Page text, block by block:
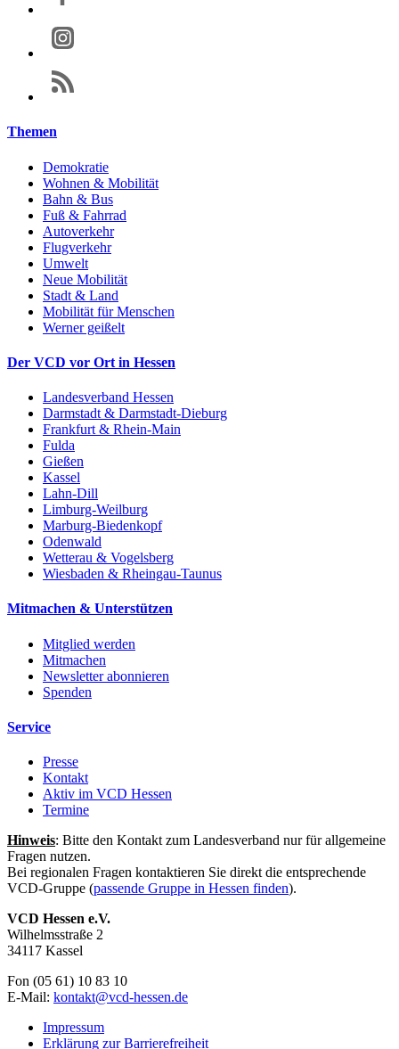
Themen
Demokratie
Wohnen & Mobilität
Bahn & Bus
Fuß & Fahrrad
Autoverkehr
Flugverkehr
Umwelt
Neue Mobilität
Stadt & Land
Mobilität für Menschen
Werner geißelt
Der VCD vor Ort in Hessen
Landesverband Hessen
Darmstadt & Darmstadt-Dieburg
Frankfurt & Rhein-Main
Fulda
Gießen
Kassel
Lahn-Dill
Limburg-Weilburg
Marburg-Biedenkopf
Odenwald
Wetterau & Vogelsberg
Wiesbaden & Rheingau-Taunus
Mitmachen & Unterstützen
Mitglied werden
Mitmachen
Newsletter abonnieren
Spenden
Service
Presse
Kontakt
Aktiv im VCD Hessen
Termine
Hinweis: Bitte den Kontakt zum Landesverband nur für allgemeine
Fragen nutzen.
Bei regionalen Fragen kontaktieren Sie direkt die entsprechende
VCD-Gruppe (passende Gruppe in Hessen finden).
VCD Hessen e.V.
Wilhelmsstraße 2
34117 Kassel
Fon (05 61) 10 83 10
E-Mail: kontakt@vcd-hessen.de
Impressum
Erklärung zur Barrierefreiheit